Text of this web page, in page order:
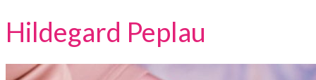
Hildegard Peplau